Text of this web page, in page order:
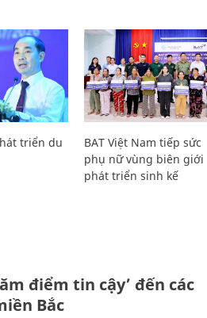
triển du
BAT Việt Nam tiếp sức
phụ nữ vùng biên giới
phát triển sinh kế
điểm tin cậy’ đến các
Bắc